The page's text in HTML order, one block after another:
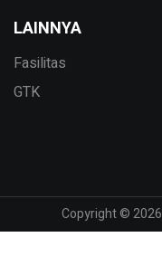
LAINNYA
Fasilitas
GTK
Copyright © 2026